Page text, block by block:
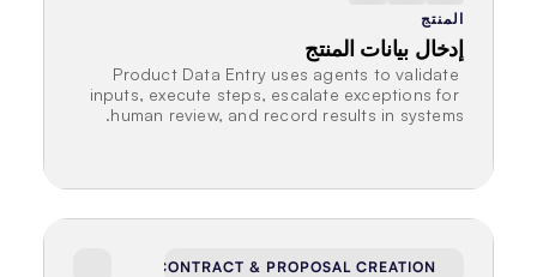
المنتج
إدخال بيانات المنتج
Product Data Entry uses agents to validate
inputs, execute steps, escalate exceptions for
human review, and record results in systems.
CONTRACT & PROPOSAL CREATION